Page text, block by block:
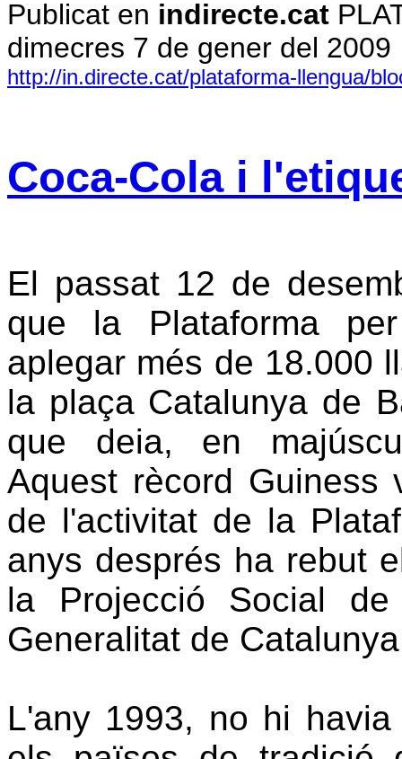
Publicat en indirecte.cat
dimecres 7 de gener del 2009
http://in.directe.cat/plataforma-llengua/
Coca-Cola i
El passat 12 de
que la Plataforma
aplegar més de 18.000
la plaça Catalunya de
que deia, en
Aquest rècord
de l'activitat de la
anys després ha rebut
la Projecció Social
Generalitat de
L'any 1993, no hi